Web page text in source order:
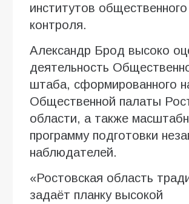
институтов общественного
контроля.
Александр Брод высоко
деятельность
штаба, сформированного
Общественной палаты
области, а также
программу подготовки
наблюдателей.
«Ростовская область
задаёт планку высокой